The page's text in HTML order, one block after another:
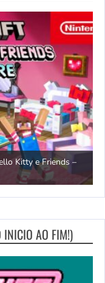
Kitty e Friends –
INICIO AO FIM!)